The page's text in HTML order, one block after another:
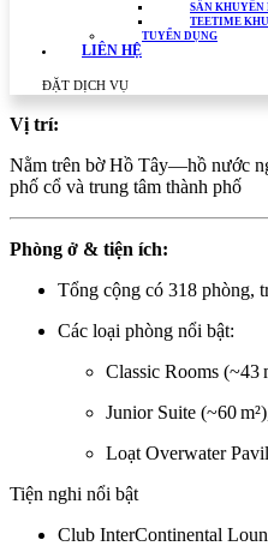
SÂN KHUYẾN
TEETIME
TUYỂN DỤNG
LIÊN HỆ
ĐẶT DỊCH VỤ
Vị trí:
Nằm trên bờ Hồ Tây—hồ nước
phố cổ và trung tâm thành phố
Phòng ở & tiện ích:
Tổng cộng có 318 phòng,
Các loại phòng nổi bật:
Classic Rooms (~43
Junior Suite (~60
Loạt Overwater
Tiện nghi nổi bật
Club InterContinental